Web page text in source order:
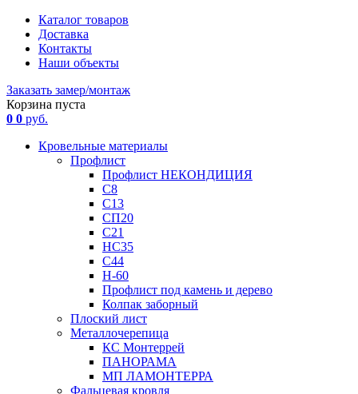
Каталог товаров
Доставка
Контакты
Наши объекты
Заказать замер/монтаж
Корзина пуста
0 0 руб.
Кровельные материалы
Профлист
Профлист НЕКОНДИЦИЯ
С8
С13
СП20
С21
НС35
С44
Н-60
Профлист под камень и дерево
Колпак заборный
Плоский лист
Металлочерепица
КС Монтеррей
ПАНОРАМА
МП ЛАМОНТЕРРА
Фальцевая кровля